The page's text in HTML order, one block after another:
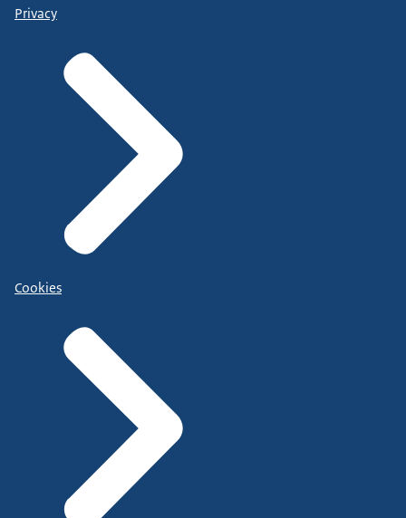
Privacy
Cookies